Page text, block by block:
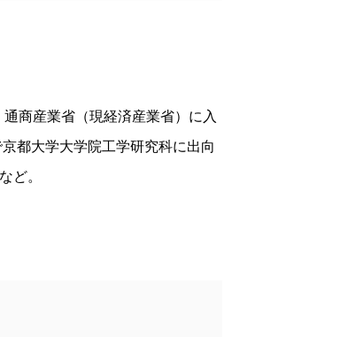
商産業省（現経済産業省）に入
都大学大学院工学研究科に出向
ど。